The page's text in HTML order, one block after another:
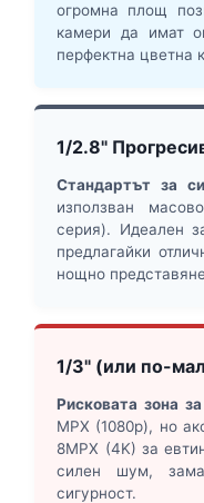
огромна площ
камери да имат
перфектна цветна
1/2.8"
Стандартът за
използван
серия). Идеален
предлагайки
нощно
1/3" (или по-
Рисковата зона
MPX (1080p), но
8MPX (4K) за
силен шум,
сигурност.